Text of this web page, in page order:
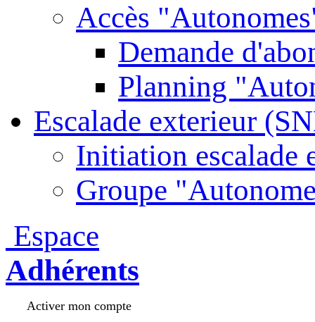
Accès
Demande
Planning
Escalade exterieur
Initiation escalade
Groupe
Espace
Adhérents
Activer mon compte